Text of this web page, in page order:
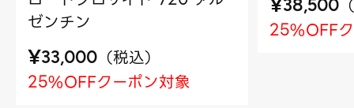
ゼンチン
¥33,000 （税込）
25%OFFクーポン対象
38,500 （
25%OFF